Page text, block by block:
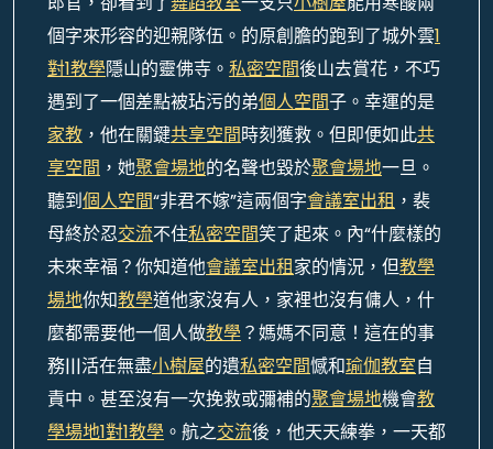
個字來形容的迎親隊伍。的原創膽的跑到了城外雲1
對1教學隱山的靈佛寺。 私密空間後山去賞花，不巧
遇到了一個差點被玷污的弟個人空間子。幸運的是
家教 ，他在關鍵共享空間時刻獲救。但即便如此共
享空間 ，她聚會場地的名聲也毀於聚會場地一旦。
聽到個人空間“非君不嫁”這兩個字會議室出租 ，裴
母終於忍交流不住私密空間笑了起來。內“什麼樣的
未來幸福？你知道他會議室出租家的情況，但教學
場地你知教學道他家沒有人，家裡也沒有傭人，什
麼都需要他一個人做教學？媽媽不同意！這在的事
務|||活在無盡小樹屋的遺私密空間憾和瑜伽教室自
責中。甚至沒有一次挽救或彌補的聚會場地機會教
學場地1對1教學 。航之交流後，他天天練拳，一天都